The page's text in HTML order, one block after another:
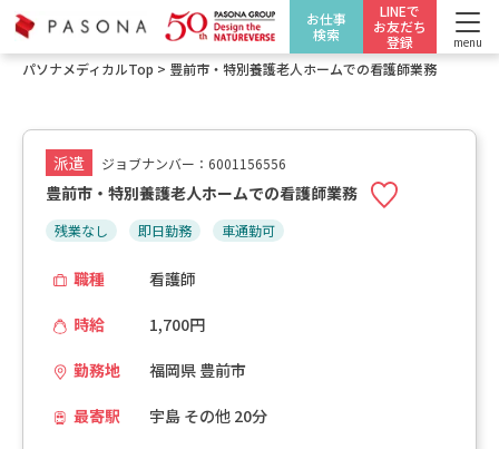
お仕事
検索
LINEで
お友だち
登録
menu
パソナメディカルTop > 豊前市・特別養護老人ホームでの看護師業務
派遣 ジョブナンバー：6001156556
豊前市・特別養護老人ホームでの看護師業務
残業なし 即日勤務 車通勤可
職種 看護師
時給 1,700円
勤務地 福岡県 豊前市
最寄駅 宇島 その他 20分